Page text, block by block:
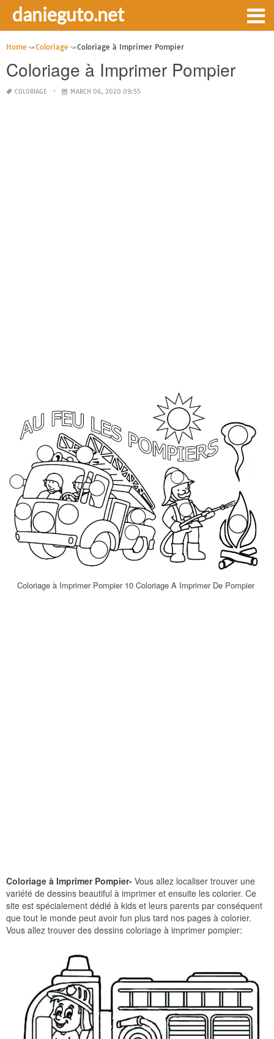
danieguto.net
Home Coloriage Coloriage à Imprimer Pompier
Coloriage à Imprimer Pompier
COLORIAGE MARCH 06, 2020 09:55
Coloriage à Imprimer Pompier 10 Coloriage A Imprimer De Pompier
Coloriage à Imprimer Pompier- Vous allez localiser trouver une
variété de dessins beautiful à imprimer et ensuite les colorier. Ce
site est spécialement dédié à kids et leurs parents par conséquent
que tout le monde peut avoir fun plus tard nos pages à colorier.
Vous allez trouver des dessins coloriage à imprimer pompier: